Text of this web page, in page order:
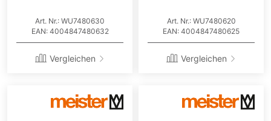
Art. Nr.: WU7480630
EAN: 4004847480632
Vergleichen
Art. Nr.: WU7480620
EAN: 4004847480625
Vergleichen